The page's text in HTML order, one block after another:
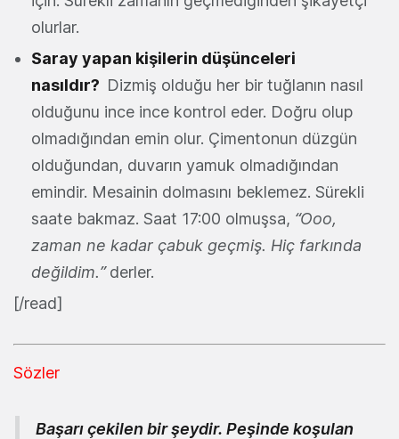
olurlar.
Saray yapan kişilerin düşünceleri
nasıldır? Dizmiş olduğu her bir tuğlanın nasıl
olduğunu ince ince kontrol eder. Doğru olup
olmadığından emin olur. Çimentonun düzgün
olduğundan, duvarın yamuk olmadığından
emindir. Mesainin dolmasını beklemez. Sürekli
saate bakmaz. Saat 17:00 olmuşsa, “Ooo,
zaman ne kadar çabuk geçmiş. Hiç farkında
değildim.”derler.
[/read]
Sözler
Başarı çekilen bir şeydir. Peşinde koşulan